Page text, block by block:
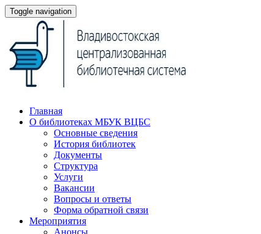
Toggle navigation
Главная
О библиотеках МБУК ВЦБС
Основные сведения
История библиотек
Документы
Структура
Услуги
Вакансии
Вопросы и ответы
Форма обратной связи
Мероприятия
Анонсы